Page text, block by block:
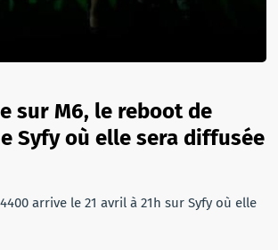
sur M6, le reboot de
Syfy où elle sera diffusée
arrive le 21 avril à 21h sur Syfy où elle